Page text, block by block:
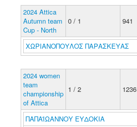
2024 Attica
Autumn team
Cup - North
0 / 1 941
ΧΩΡΙΑΝΟΠΟΥΛΟΣ ΠΑΡΑΣΚΕΥΑΣ
2024 women
team
championship
of Attica
1 / 2 1236
ΠΑΠΑΪΩΑΝΝΟΥ ΕΥΔΟΚΙΑ